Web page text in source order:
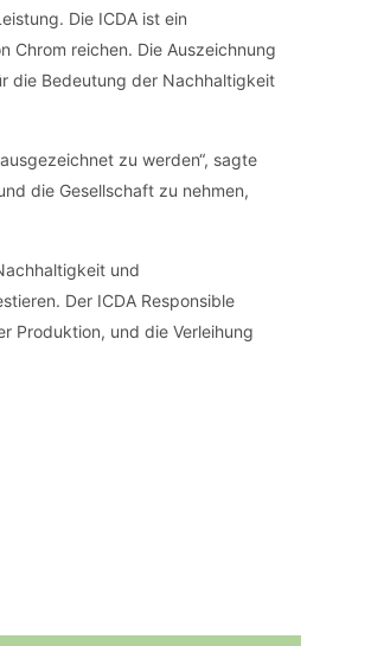
Die ICDA ist ein
Chrom reichen. Die Auszeichnung
die Bedeutung der Nachhaltigkeit
zu werden“, sagte
die Gesellschaft zu nehmen,
und
Der ICDA Responsible
Produktion, und die Verleihung